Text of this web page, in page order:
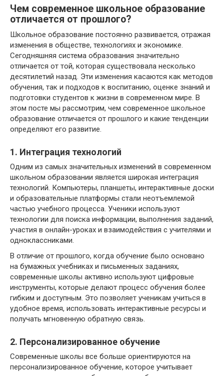
Чем современное школьное образование
отличается от прошлого?
Школьное образование постоянно развивается, отражая
изменения в обществе, технологиях и экономике.
Сегодняшняя система образования значительно
отличается от той, которая существовала несколько
десятилетий назад. Эти изменения касаются как методов
обучения, так и подходов к воспитанию, оценке знаний и
подготовки студентов к жизни в современном мире. В
этом посте мы рассмотрим, чем современное школьное
образование отличается от прошлого и какие тенденции
определяют его развитие.
1. Интеграция технологий
Одним из самых значительных изменений в современном
школьном образовании является широкая интеграция
технологий. Компьютеры, планшеты, интерактивные доски
и образовательные платформы стали неотъемлемой
частью учебного процесса. Ученики используют
технологии для поиска информации, выполнения заданий,
участия в онлайн-уроках и взаимодействия с учителями и
одноклассниками.
В отличие от прошлого, когда обучение было основано
на бумажных учебниках и письменных заданиях,
современные школы активно используют цифровые
инструменты, которые делают процесс обучения более
гибким и доступным. Это позволяет ученикам учиться в
удобное время, использовать интерактивные ресурсы и
получать мгновенную обратную связь.
2. Персонализированное обучение
Современные школы все больше ориентируются на
персонализированное обучение, которое учитывает